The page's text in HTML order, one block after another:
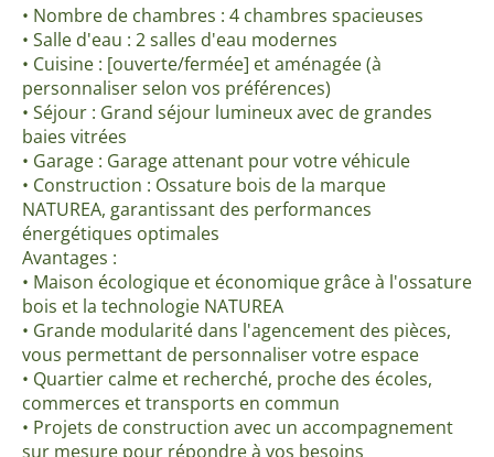
• Nombre de chambres : 4 chambres spacieuses
• Salle d'eau : 2 salles d'eau modernes
• Cuisine : [ouverte/fermée] et aménagée (à
personnaliser selon vos préférences)
• Séjour : Grand séjour lumineux avec de grandes
baies vitrées
• Garage : Garage attenant pour votre véhicule
• Construction : Ossature bois de la marque
NATUREA, garantissant des performances
énergétiques optimales
Avantages :
• Maison écologique et économique grâce à l'ossature
bois et la technologie NATUREA
• Grande modularité dans l'agencement des pièces,
vous permettant de personnaliser votre espace
• Quartier calme et recherché, proche des écoles,
commerces et transports en commun
• Projets de construction avec un accompagnement
sur mesure pour répondre à vos besoins